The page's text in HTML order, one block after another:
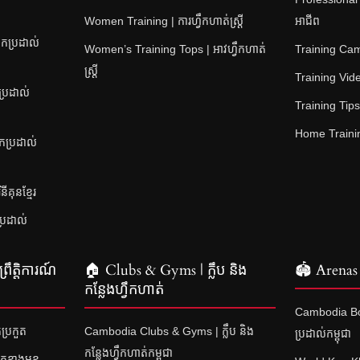
ប្រដាល់
រដាល់
ប្រដាល់
នខ្មែរ
រដាល់
Women Training | ការហ្វឹកហាត់ស្ត្រី
Women’s Training Tops | អាវហ្វឹកហាត់
ស្ត្រី
អាជីព
Training
Training
Training
Home
ត្តិការណ៍
រកួត
🏠 Clubs & Gyms | ក្លឹប និង
កន្លែងហ្វឹកហាត់
Cambodia Clubs & Gyms | ក្លឹប និង
កន្លែងហ្វឹកហាត់កម្ពុជា
🏟 Arenas
Cambodia
ប្រដាល់កម្ពុជា